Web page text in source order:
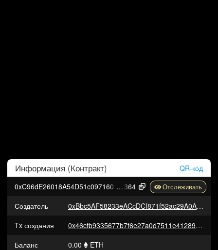
Информация (Контракт)
QR-код
0xC96dE26018A54D51c097160568752c4E3BD6C
364
Создатель
0xBbc5AF58233eACcDCf871f52ac29A0AFFd78acCC
Tx создания
0x46cfb9335677b7f6e27a0d7511e41289138bac1c179ccf1b227b4588bd2b21cc
Баланс
0.00 ETH